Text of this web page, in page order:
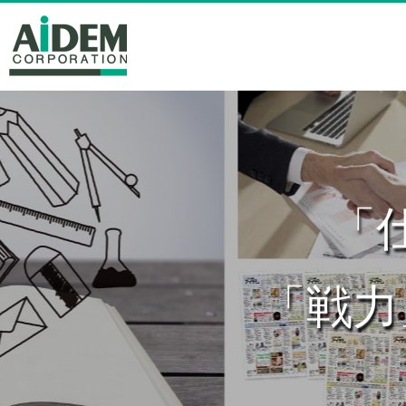
サービス紹介 お客様の声
サービス紹介 広告代理店の声
「
「戦